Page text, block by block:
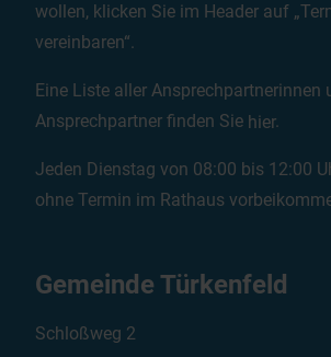
wollen, klicken Sie im Header auf
vereinbaren“.
Eine Liste aller Ansprechpartnerinnen
Ansprechpartner finden Sie hier.
Jeden Dienstag von 08:00 bis 12:00
ohne Termin im Rathaus
Gemeinde Türkenfeld
Schloßweg 2